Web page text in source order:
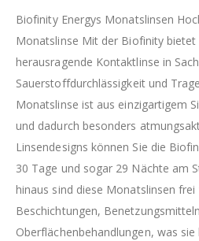
Biofinity Energys Monatslinsen
Monatslinse Mit der Biofinity bietet
herausragende Kontaktlinse in
Sauerstoffdurchlässigkeit und
Monatslinse ist aus einzigartigem
und dadurch besonders
Linsendesigns können Sie die
30 Tage und sogar 29 Nächte am
hinaus sind diese Monatslinsen frei
Beschichtungen,
Oberflächenbehandlungen, was